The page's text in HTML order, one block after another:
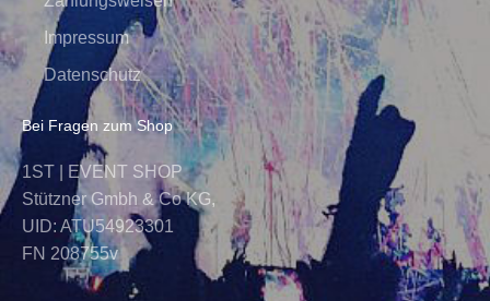
Impressum
Datenschutz
Bei Fragen zum Shop
1ST | EVENT SHOP
Stützner Gmbh & Co KG,
UID: ATU54923301
FN 208755v